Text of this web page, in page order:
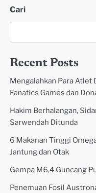
Cari
Recent Posts
Mengalahkan Para Atlet
Fanatics Games dan
Hakim Berhalangan,
Sarwendah Ditunda
6 Makanan Tinggi
Jantung dan Otak
Gempa M6,4 Guncang
Penemuan Fosil